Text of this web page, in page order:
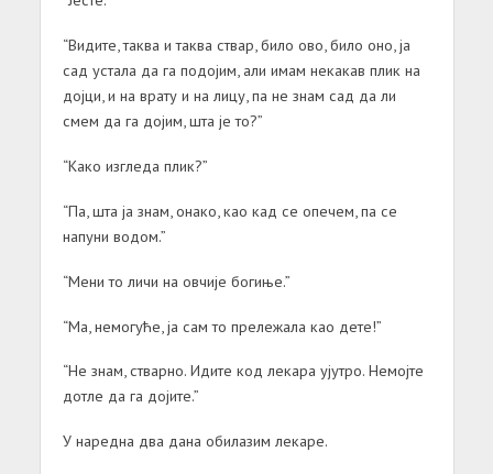
“Видите, таква и таква ствар, било ово, било оно, ја
сад устала да га подојим, али имам некакав плик на
дојци, и на врату и на лицу, па не знам сад да ли
смем да га дојим, шта је то?”
“Како изгледа плик?”
“Па, шта ја знам, онако, као кад се опечем, па се
напуни водом.”
“Мени то личи на овчије богиње.”
“Ма, немогуће, ја сам то прележала као дете!”
“Не знам, стварно. Идите код лекара ујутро. Немојте
дотле да га дојите.”
У наредна два дана обилазим лекаре.